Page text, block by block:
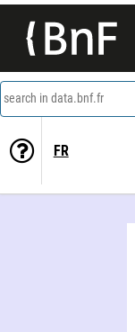
search in data.bnf.fr
FR